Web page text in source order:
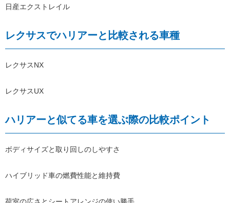
日産エクストレイル
レクサスでハリアーと比較される車種
レクサスNX
レクサスUX
ハリアーと似てる車を選ぶ際の比較ポイント
ボディサイズと取り回しのしやすさ
ハイブリッド車の燃費性能と維持費
荷室の広さとシートアレンジの使い勝手